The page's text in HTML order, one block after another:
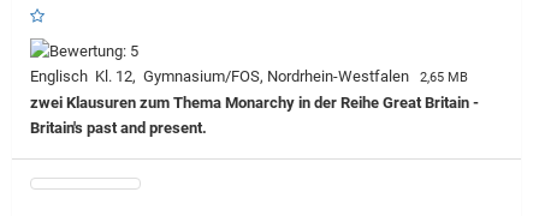
Englisch Kl. 12, Gymnasium/FOS, Nordrhein-Westfalen 2,65 MB
zwei Klausuren zum Thema Monarchy in der Reihe Great Britain -
Britain's past and present.